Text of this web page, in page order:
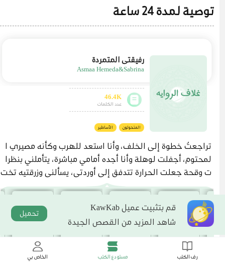
توصية لمدة 24 ساعة
رفيقتي المتمردة
Asmaa Hemeda&Sabrina
46.4K
عدد الكلمات
المتحولون الأساطير
تراجعتُ خطوة إلى الخلف، وأنا استعد للهرب وكأنه مصيري ا
لمحتوم، أجفلت لوهلة وأنا أجده أمامي مباشرة، يتأملني بنظرا
ت وقحة جعلت الحرارة تتدفق إلى أوردتي، يسألني وزرقتيه تخت
رق أعماقي، "ما اسمك يا جميلة؟" حدقت به لبرهة، ومن ثم أطل
قتُ العنان لساقيا أبتعد قدر استطاعتي، وأنا اندس بين المارة و
نجحت في الوصول إلى مخارج القرية. وبينما كنت التقط أنفا
سي، شعرتُ بيدٍ تكمم فمي، وذراع قوية تحاوط خصري من الخل
ف، وصاحبها يلصق جسدي به، يتراجع وهو يحملني بذراع واحد
دون أدنى عناء. وكزته بمرفقي إلى جانب ضلوعه بقوة، ولكن ل
قم بتثبيت عميل KawKab
شاهد المزيد من القصص الجيدة
تحميل
الخاص بي مستودع الكتب رف الكتب